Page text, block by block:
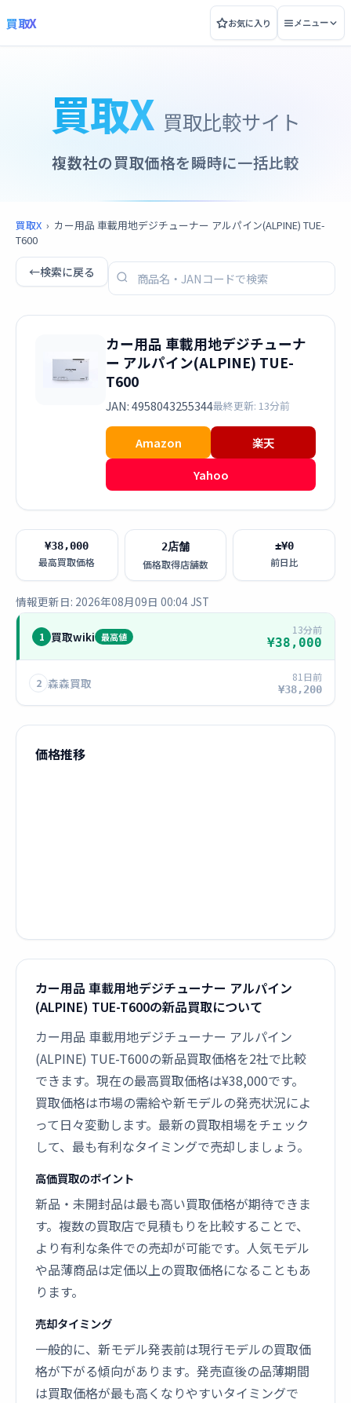
買取X お気に入り メニュー
買取X 買取比較サイト
複数社の買取価格を瞬時に一括比較
買取X › カー用品 車載用地デジチューナー アルパイン(ALPINE) TUE-
T600
←検索に戻る
カー用品 車載用地デジチューナ
ー アルパイン(ALPINE) TUE-
T600
JAN: 4958043255344最終更新: 13分前
Amazon
楽天
Yahoo
¥38,000
最高買取価格
2店舗
価格取得店舗数
±¥0
前日比
情報更新日: 2026年08月09日 00:04 JST
1 買取wiki 最高値
13分前
¥38,000
2 森森買取 81日前
¥38,200
価格推移
カー用品 車載用地デジチューナー アルパイン
(ALPINE) TUE-T600の新品買取について
カー用品 車載用地デジチューナー アルパイン
(ALPINE) TUE-T600の新品買取価格を2社で比較
できます。現在の最高買取価格は¥38,000です。
買取価格は市場の需給や新モデルの発売状況によ
って日々変動します。最新の買取相場をチェック
して、最も有利なタイミングで売却しましょう。
高価買取のポイント
新品・未開封品は最も高い買取価格が期待できま
す。複数の買取店で見積もりを比較することで、
より有利な条件での売却が可能です。人気モデル
や品薄商品は定価以上の買取価格になることもあ
ります。
売却タイミング
一般的に、新モデル発表前は現行モデルの買取価
格が下がる傾向があります。発売直後の品薄期間
は買取価格が最も高くなりやすいタイミングで